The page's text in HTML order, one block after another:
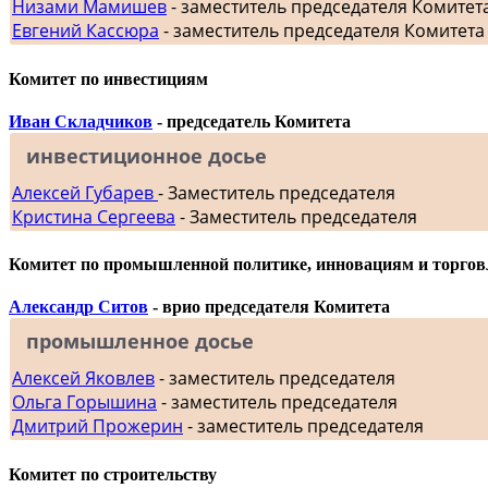
Низами Мамишев- заместитель председателя
Евгений Кассюра - заместитель председателя Комитета
Комитет по инвестициям
Иван Складчиков - председатель Комитета
инвестиционное досье
Алексей Губарев- Заместитель председателя
Кристина Сергеева - Заместитель председателя
Комитет по промышленной политике, инновациям и
Александр Ситов - врио председателя Комитета
промышленное досье
Алексей Яковлев- заместитель председателя
Ольга Горышина - заместитель председателя
Дмитрий Прожерин - заместитель председателя
Комитет по строительству